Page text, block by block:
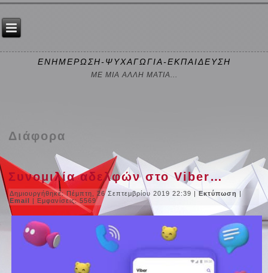
ΕΝΗΜΕΡΩΣΗ-ΨΥΧΑΓΩΓΙΑ-ΕΚΠΑΙΔΕΥΣΗ
ΜΕ ΜΙΑ ΑΛΛΗ ΜΑΤΙΑ...
Διάφορα
Συνομιλία αδελφών στο Viber…
Δημιουργήθηκε: Πέμπτη, 26 Σεπτεμβρίου 2019 22:39 |Εκτύπωση |
Email | Εμφανίσεις: 5569